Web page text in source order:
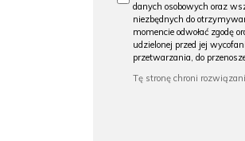
danych osobowych oraz
niezbędnych do
momencie odwołać zgodę
udzielonej przed jej
przetwarzania, do